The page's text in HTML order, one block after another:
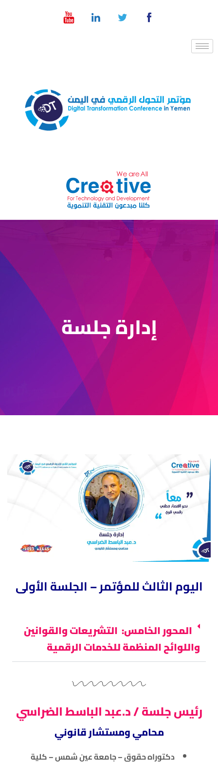
إدارة جلسة
اليوم الثالث للمؤتمر – الجلسة الأولى
المحور الخامس: التشريعات والقوانين
واللوائح المنظمة للخدمات الرقمية
رئيس جلسة / د.عبد الباسط الضراسي
محامي ومستشار قانوني
دكتوراه حقوق – جامعة عين شمس – كلية